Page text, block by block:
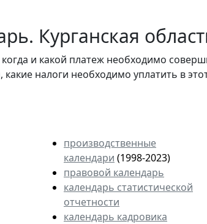
Курганская
когда и какой платеж необходимо
налоги необходимо уплатить в
производственные
календари (1998-2023)
правовой календарь
календарь статистической
отчетности
календарь кадровика